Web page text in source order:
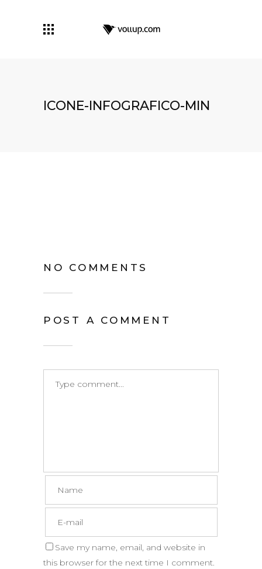
ICONE-INFOGRAFICO-MIN
NO COMMENTS
POST A COMMENT
Save my name, email, and website in
this browser for the next time I comment.